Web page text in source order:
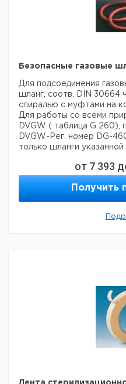
Безопасные газовые
Для подсоединения
шланг, соотв. DIN 30664
спиралью с муфтами на
Для работы со всеми
DVGW ( таблица G 260),
DVGW-Рег. номер DG-
только шланги указанной
Длина Кол-во
в упак.
Кат.
номер
9018936
750
1
9018937
9018950
9018960
Прошу обратить
заказ в нашей компании
от 7 393
Получить